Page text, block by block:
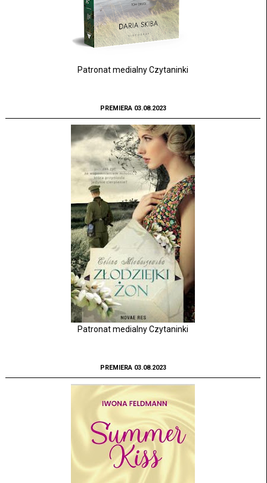
Patronat medialny Czytaninki
PREMIERA 03.08.2023
Patronat medialny Czytaninki
PREMIERA 03.08.2023